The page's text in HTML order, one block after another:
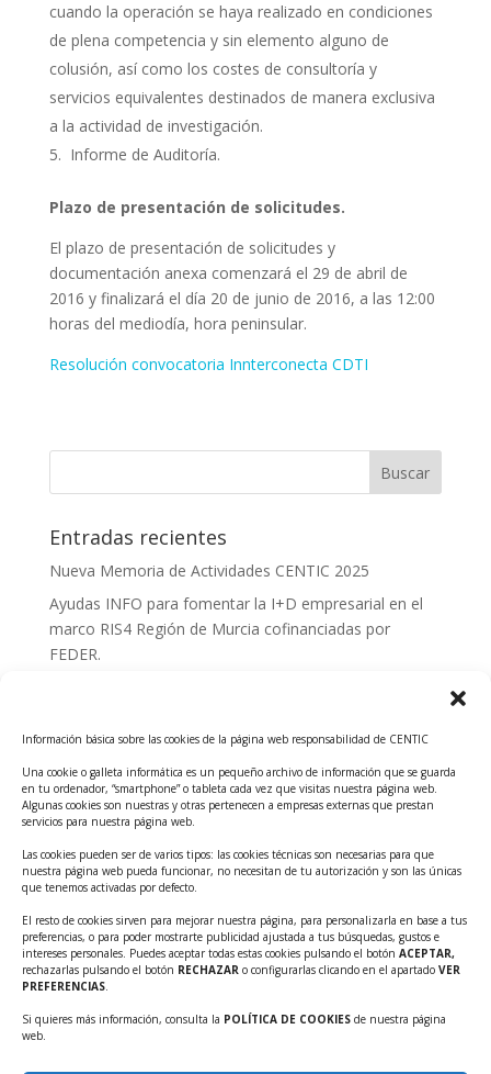
Información básica sobre las cookies de la página web responsabilidad de CENTIC
Una cookie o galleta informática es un pequeño archivo de información que se guarda
en tu ordenador, “smartphone” o tableta cada vez que visitas nuestra página web.
Algunas cookies son nuestras y otras pertenecen a empresas externas que prestan
servicios para nuestra página web.
Las cookies pueden ser de varios tipos: las cookies técnicas son necesarias para que
nuestra página web pueda funcionar, no necesitan de tu autorización y son las únicas
que tenemos activadas por defecto.
El resto de cookies sirven para mejorar nuestra página, para personalizarla en base a tus
preferencias, o para poder mostrarte publicidad ajustada a tus búsquedas, gustos e
intereses personales. Puedes aceptar todas estas cookies pulsando el botón ACEPTAR,
rechazarlas pulsando el botón RECHAZAR o configurarlas clicando en el apartado VER
PREFERENCIAS.
Si quieres más información, consulta la POLÍTICA DE COOKIES de nuestra página
web.
cuando la operación se haya realizado en condiciones
de plena competencia y sin elemento alguno de
colusión, así como los costes de consultoría y
servicios equivalentes destinados de manera exclusiva
a la actividad de investigación.
Informe de Auditoría.
Plazo de presentación de solicitudes.
El plazo de presentación de solicitudes y
documentación anexa comenzará el 29 de abril de
2016 y finalizará el día 20 de junio de 2016, a las 12:00
horas del mediodía, hora peninsular.
Resolución convocatoria Innterconecta CDTI
Entradas recientes
Nueva Memoria de Actividades CENTIC 2025
Ayudas INFO para fomentar la I+D empresarial en el
marco RIS4 Región de Murcia cofinanciadas por
FEDER.
Tecnológicos 2ª ed.
Ayudas INFO para el apoyo a las empresas
innovadoras con potencial tecnológico y escalables
Convocatoria Cheque de Innovación. Ayudas INFO
para la contratación de servicios de Innovación y
Competitividad
Cheque Inversión del INFO. Ayudas para la
contratación de servicios de Innovación y
Competitividad para apoyar rondas de financiación.
Inscripciones abiertas!!